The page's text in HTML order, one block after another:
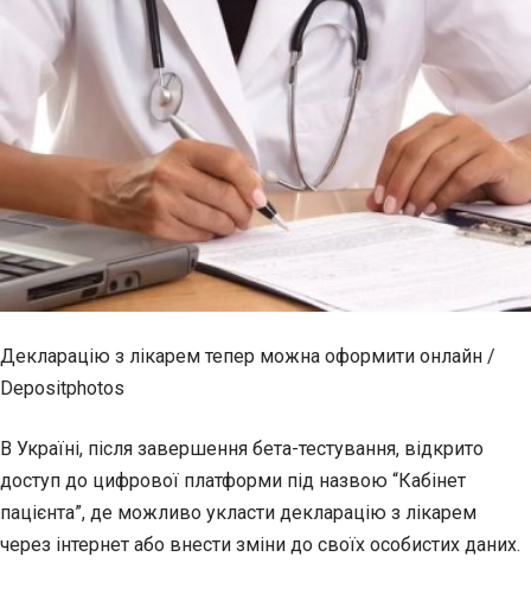
Декларацію з лікарем тепер можна оформити онлайн /
Depositphotos
В Україні, після завершення бета-тестування, відкрито
доступ до цифрової платформи під назвою “Кабінет
пацієнта”, де можливо укласти декларацію з лікарем
через інтернет або внести зміни до своїх особистих даних.